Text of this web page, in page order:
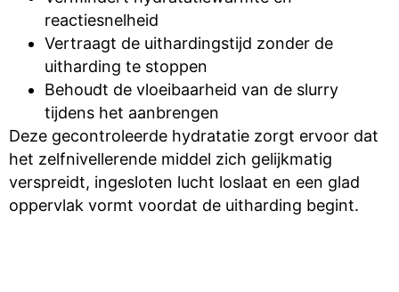
reactiesnelheid
Vertraagt de uithardingstijd zonder de
uitharding te stoppen
Behoudt de vloeibaarheid van de slurry
tijdens het aanbrengen
Deze gecontroleerde hydratatie zorgt ervoor dat
het zelfnivellerende middel zich gelijkmatig
verspreidt, ingesloten lucht loslaat en een glad
oppervlak vormt voordat de uitharding begint.